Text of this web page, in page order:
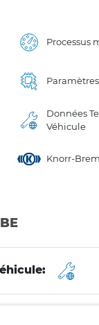
Processus
Paramètres
Données
Véhicule
Knorr-